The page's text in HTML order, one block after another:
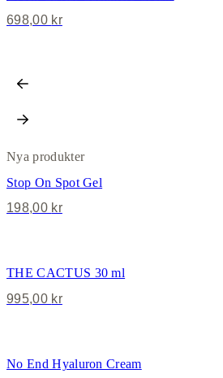
698,00 kr
Nya produkter
Stop On Spot Gel
198,00 kr
THE CACTUS 30 ml
995,00 kr
No End Hyaluron Cream